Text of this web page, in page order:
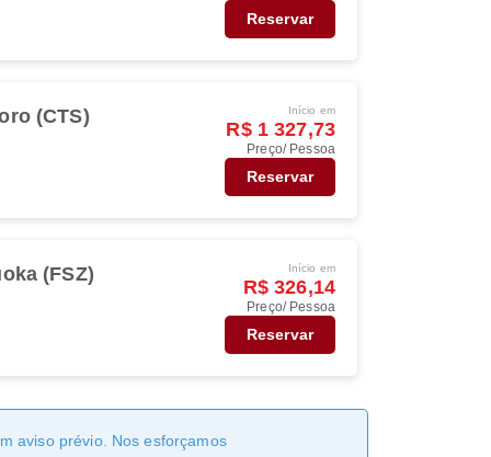
Reservar
(CTS) Início em
R$ 1 327,73
Preço/ Pessoa
Reservar
(FSZ) Início em
R$ 326,14
Preço/ Pessoa
Reservar
aviso prévio. Nos esforçamos